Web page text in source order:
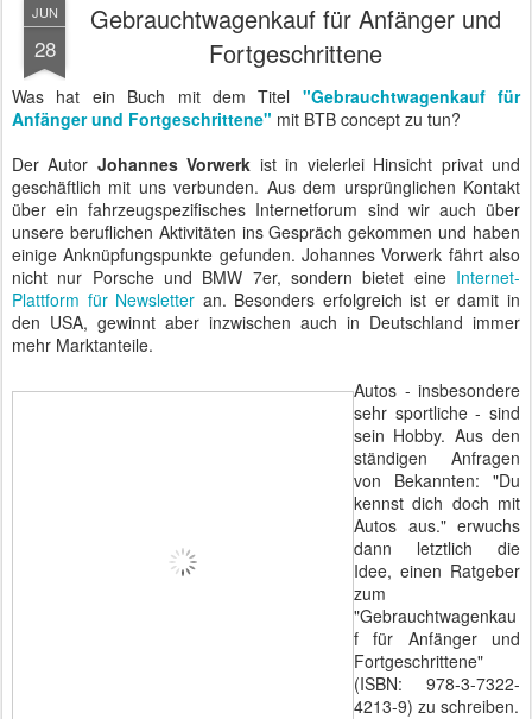
JUN
28
Gebrauchtwagenkauf für Anfänger und
Fortgeschrittene
Was hat ein Buch mit dem Titel "Gebrauchtwagenkauf für
Anfänger und Fortgeschrittene" mit BTB concept zu tun?
Der Autor Johannes Vorwerk ist in vielerlei Hinsicht privat und
geschäftlich mit uns verbunden. Aus dem ursprünglichen Kontakt
über ein fahrzeugspezifisches Internetforum sind wir auch über
unsere beruflichen Aktivitäten ins Gespräch gekommen und haben
einige Anknüpfungspunkte gefunden. Johannes Vorwerk fährt also
nicht nur Porsche und BMW 7er, sondern bietet eine Internet-
Plattform für Newsletter an. Besonders erfolgreich ist er damit in
den USA, gewinnt aber inzwischen auch in Deutschland immer
mehr Marktanteile.
Autos - insbesondere
sehr sportliche - sind
sein Hobby. Aus den
ständigen Anfragen
von Bekannten: "Du
kennst dich doch mit
Autos aus." erwuchs
dann letztlich die
Idee, einen Ratgeber
zum
"Gebrauchtwagenkau
f für Anfänger und
Fortgeschrittene"
(ISBN: 978-3-7322-
4213-9) zu schreiben.